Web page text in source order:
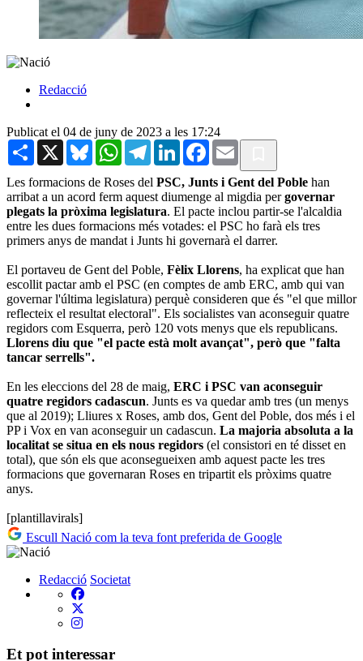
Redacció
Publicat el 04 de juny de 2023 a les 17:24
Share X BlueskyWhatsAppTelegramLinkedInFacebook
Email
Les formacions de Roses del PSC, Junts i Gent del Poble han
arribat a un acord ferm aquest diumenge al migdia pergovernar
plegats la pròxima legislatura. El pacte inclou partir-se l'alcaldia
entre les dues formacions més votades: el PSC ho farà els tres
primers anys de mandat i Junts hi governarà el darrer.
El portaveu de Gent del Poble, Fèlix Llorens, ha explicat que han
escollit pactar amb el PSC (en comptes de amb ERC, amb qui van
governar l'última legislatura) perquè consideren que és "el que millor
reflecteix el resultat electoral". Els socialistes van aconseguir quatre
regidors com Esquerra, però 120 vots menys que els republicans.
Llorens diu que "el pacte està molt avançat", però que "falta
tancar serrells".
En les eleccions del 28 de maig, ERC i PSC van aconseguir
quatre regidors cadascun. Junts es va quedar amb tres (un menys
que al 2019); Lliures x Roses, amb dos, Gent del Poble, dos més i el
PP i Vox en van aconseguir un cadascun. La majoria absoluta a la
localitat se situa en els nous regidors (el consistori en té disset en
total), que són els que aconsegueixen amb aquest pacte les tres
formacions que governaran Roses en tripartit els pròxims quatre
anys.
[plantillavirals]
Escull Nació com la teva font preferida de Google
Redacció Societat
Et pot interessar